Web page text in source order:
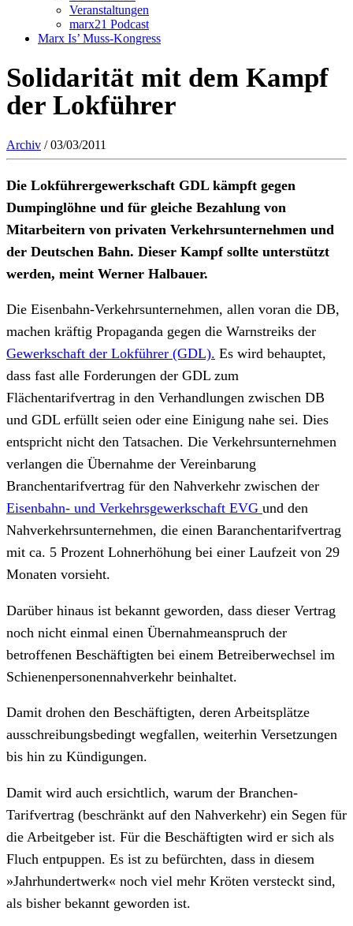
Veranstaltungen
marx21 Podcast
Marx Is’ Muss-Kongress
Solidarität mit dem Kampf
der Lokführer
Archiv / 03/03/2011
Die Lokführergewerkschaft GDL kämpft gegen
Dumpinglöhne und für gleiche Bezahlung von
Mitarbeitern von privaten Verkehrsunternehmen und
der Deutschen Bahn. Dieser Kampf sollte unterstützt
werden, meint Werner Halbauer.
Die Eisenbahn-Verkehrsunternehmen, allen voran die DB,
machen kräftig Propaganda gegen die Warnstreiks der
Gewerkschaft der Lokführer (GDL). Es wird behauptet,
dass fast alle Forderungen der GDL zum
Flächentarifvertrag in den Verhandlungen zwischen DB
und GDL erfüllt seien oder eine Einigung nahe sei. Dies
entspricht nicht den Tatsachen. Die Verkehrsunternehmen
verlangen die Übernahme der Vereinbarung
Branchentarifvertrag für den Nahverkehr zwischen der
Eisenbahn- und Verkehrsgewerkschaft EVG und den
Nahverkehrsunternehmen, die einen Baranchentarifvertrag
mit ca. 5 Prozent Lohnerhöhung bei einer Laufzeit von 29
Monaten vorsieht.
Darüber hinaus ist bekannt geworden, dass dieser Vertrag
noch nicht einmal einen Übernahmeanspruch der
betroffenen Beschäftigten bei einem Betreiberwechsel im
Schienenpersonennahverkehr beinhaltet.
Damit drohen den Beschäftigten, deren Arbeitsplätze
ausschreibungsbedingt wegfallen, weiterhin Versetzungen
bis hin zu Kündigungen.
Damit wird auch ersichtlich, warum der Branchen-
Tarifvertrag (beschränkt auf den Nahverkehr) ein Segen für
die Arbeitgeber ist. Für die Beschäftigten wird er sich als
Fluch entpuppen. Es ist zu befürchten, dass in diesem
»Jahrhundertwerk« noch viel mehr Kröten versteckt sind,
als bisher bekannt geworden ist.